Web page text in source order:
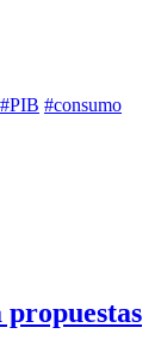
#PIB #consumo